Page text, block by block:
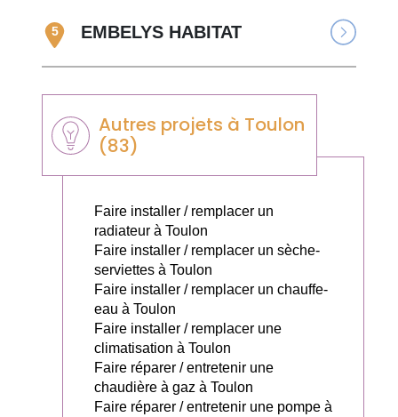
5 EMBELYS HABITAT
Autres projets à Toulon
(83)
Faire installer / remplacer un
radiateur à Toulon
Faire installer / remplacer un sèche-
serviettes à Toulon
Faire installer / remplacer un chauffe-
eau à Toulon
Faire installer / remplacer une
climatisation à Toulon
Faire réparer / entretenir une
chaudière à gaz à Toulon
Faire réparer / entretenir une pompe à